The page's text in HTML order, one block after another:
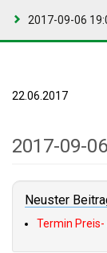
2017-09-06
22.06.2017
2017-09-
Neuster
Termin